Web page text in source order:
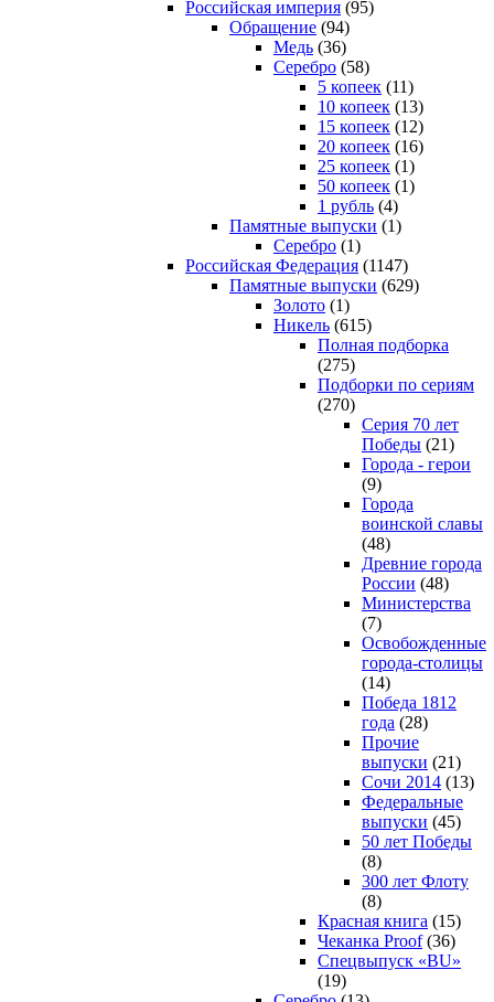
Российская империя (95)
Обращение (94)
Медь (36)
Серебро (58)
5 копеек (11)
10 копеек (13)
15 копеек (12)
20 копеек (16)
25 копеек (1)
50 копеек (1)
1 рубль (4)
Памятные выпуски (1)
Серебро (1)
Российская Федерация (1147)
Памятные выпуски (629)
Золото (1)
Никель (615)
Полная подборка
(275)
Подборки по сериям
(270)
Серия 70 лет
Победы (21)
Города - герои
(9)
Города
воинской славы
(48)
Древние города
России (48)
Министерства
(7)
Освобожденные
города-столицы
(14)
Победа 1812
года (28)
Прочие
выпуски (21)
Сочи 2014 (13)
Федеральные
выпуски (45)
50 лет Победы
(8)
300 лет Флоту
(8)
Красная книга (15)
Чеканка Proof(36)
Спецвыпуск «BU»
(19)